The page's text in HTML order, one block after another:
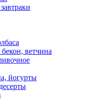
ветчина
йогурты